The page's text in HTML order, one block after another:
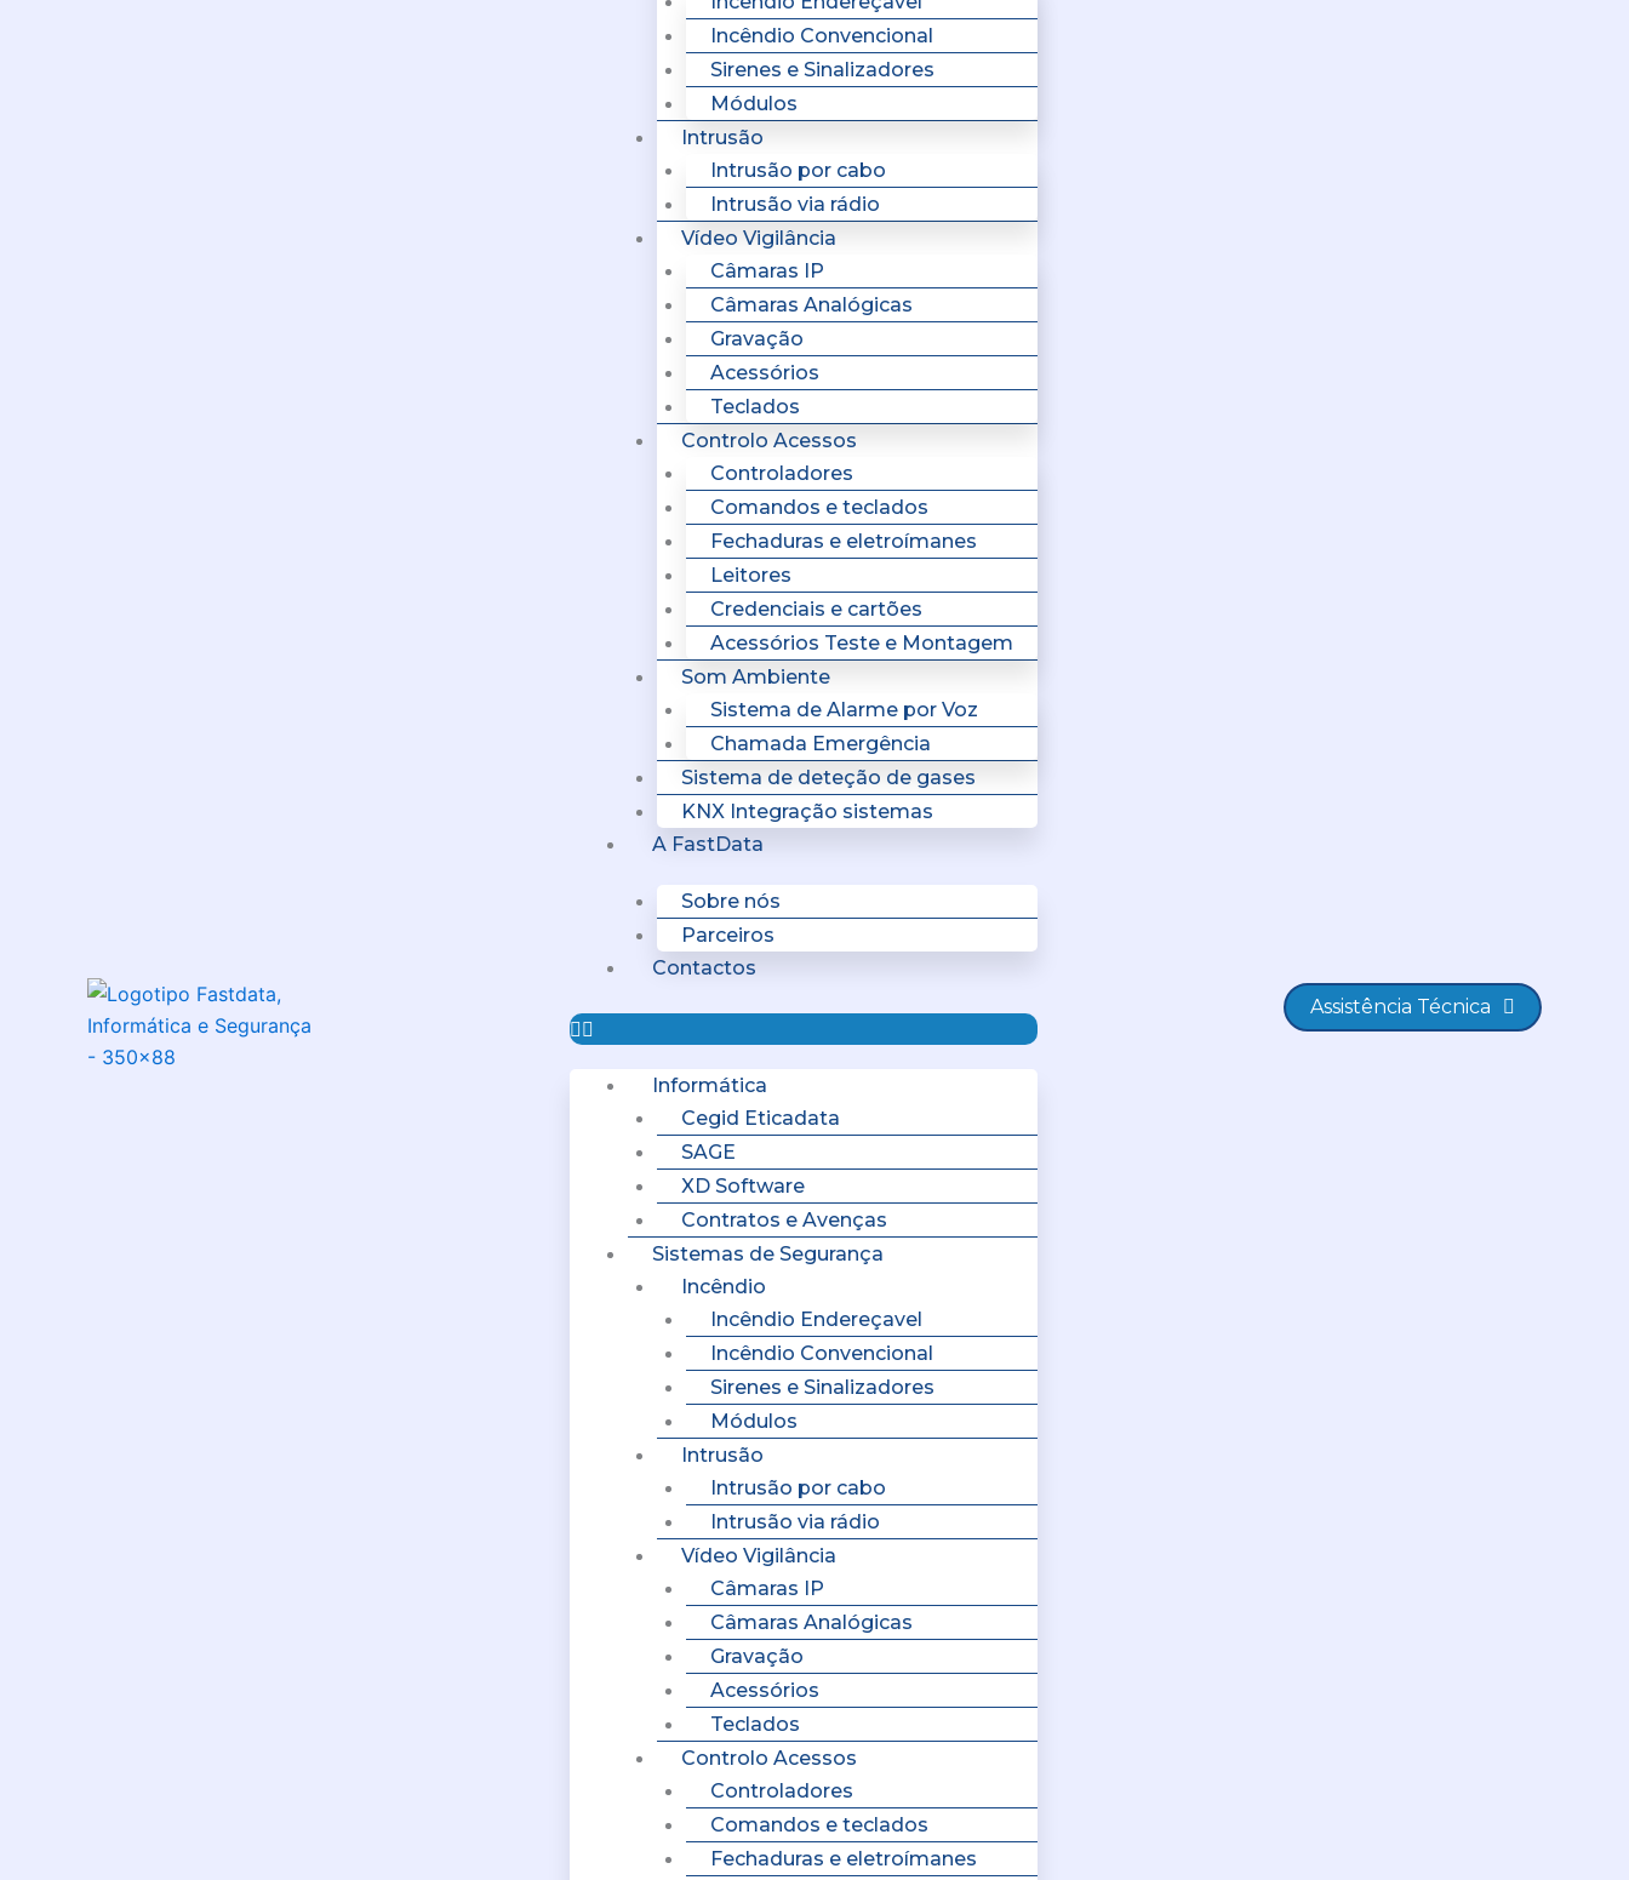
Incêndio Convencional
Sirenes e Sinalizadores
Módulos
Intrusão
Intrusão por cabo
Intrusão via rádio
Vídeo Vigilância
Câmaras IP
Câmaras Analógicas
Gravação
Acessórios
Teclados
Controlo Acessos
Controladores
Comandos e teclados
Fechaduras e eletroímanes
Leitores
Credenciais e cartões
Acessórios Teste e Montagem
Som Ambiente
Sistema de Alarme por Voz
Chamada Emergência
Sistema de deteção de gases
KNX Integração sistemas
A FastData
Sobre nós
Parceiros
Contactos
Informática
Cegid Eticadata
SAGE
XD Software
Contratos e Avenças
Sistemas de Segurança
Incêndio
Incêndio Endereçavel
Incêndio Convencional
Sirenes e Sinalizadores
Módulos
Intrusão
Intrusão por cabo
Intrusão via rádio
Vídeo Vigilância
Câmaras IP
Câmaras Analógicas
Gravação
Acessórios
Teclados
Controlo Acessos
Controladores
Comandos e teclados
Fechaduras e eletroímanes
Assistência Técnica